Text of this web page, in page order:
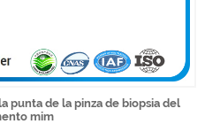
punta de la pinza de biopsia del
mim